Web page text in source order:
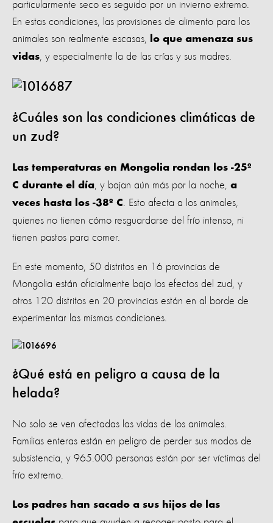
particularmente seco es seguido por un invierno extremo.
En estas condiciones, las provisiones de alimento para los
animales son realmente escasas,
lo que amenaza sus
vidas , y especialmente la de las crías y sus madres.
¿Cuáles son las condiciones climáticas de
un zud?
Las temperaturas en Mongolia rondan los -25º
C durante el día , y bajan aún más por la noche, a
veces hasta los -38º C . Esto afecta a los animales,
quienes no tienen cómo resguardarse del frío intenso, ni
tienen pastos para comer.
En este momento, 50 distritos en 16 provincias de
Mongolia están oficialmente bajo los efectos del zud, y
otros 120 distritos en 20 provincias están en al borde de
experimentar las mismas condiciones.
¿Qué está en peligro a causa de la
helada?
No solo se ven afectadas las vidas de los animales.
Familias enteras están en peligro de perder sus modos de
subsistencia, y 965.000 personas están por ser víctimas del
frío extremo.
Los padres han sacado a sus hijos de las